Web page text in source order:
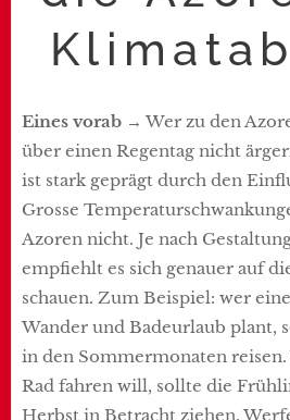
Eines vorab → Wer zu den
über einen Regentag nicht
ist stark geprägt durch den
Grosse
Azoren nicht. Je nach
empfiehlt es sich genauer auf
schauen. Zum Beispiel: wer
Wander und Badeurlaub plant,
in den Sommermonaten
Rad fahren will, sollte die
Herbst in Betracht ziehen.